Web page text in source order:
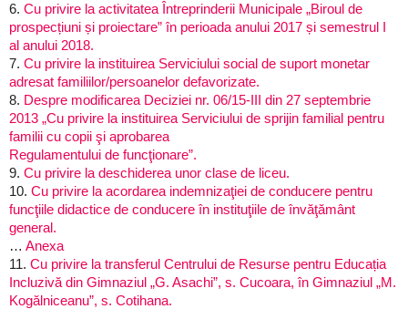
6. Cu privire la activitatea Întreprinderii Municipale „Biroul de
prospecțiuni și proiectare” în perioada anului 2017 și semestrul I
al anului 2018.
7. Cu privire la instituirea Serviciului social de suport monetar
adresat familiilor/persoanelor defavorizate.
8. Despre modificarea Deciziei nr. 06/15-III din 27 septembrie
2013 „Cu privire la instituirea Serviciului de sprijin familial pentru
familii cu copii şi aprobarea
Regulamentului de funcţionare”.
9. Cu privire la deschiderea unor clase de liceu.
10. Cu privire la acordarea indemnizaţiei de conducere pentru
funcţiile didactice de conducere în instituţiile de învăţământ
general.
… Anexa
11. Cu privire la transferul Centrului de Resurse pentru Educația
Incluzivă din Gimnaziul „G. Asachi”, s. Cucoara, în Gimnaziul „M.
Kogălniceanu”, s. Cotihana.